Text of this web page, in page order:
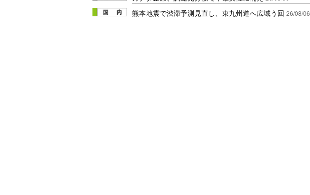
熊本地震で渋滞予測見直し、東九州道へ広域う回 26/08/06